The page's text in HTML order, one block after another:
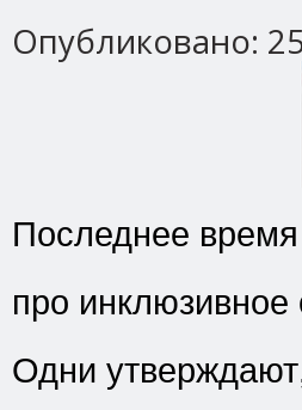
Опубликовано:
Последнее
про
Одни